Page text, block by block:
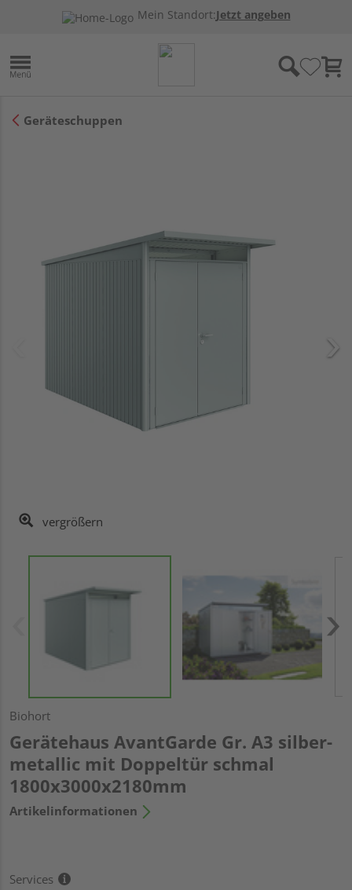
Mein Standort:Jetzt angeben
Geräteschuppen
vergrößern
Biohort
Gerätehaus AvantGarde Gr. A3 silber-
metallic mit Doppeltür schmal
1800x3000x2180mm
Artikelinformationen
Services